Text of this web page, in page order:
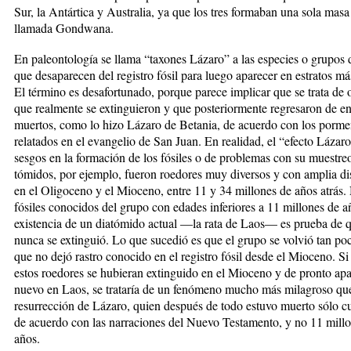
Sur, la An­tár­tica y Australia, ya que los tres formaban una sola
llamada Gondwana.
En paleontología se llama “ta­xones Lázaro” a las especies o grupos
que desaparecen del registro fósil para luego aparecer en estratos
El término es desafortunado, porque pa­re­ce implicar que se trata de
que realmente se extinguieron y que poste­rior­mente regresaron de
muertos, como lo hizo Lá­za­ro de Betania, de acuerdo con los
relatados en el evangelio de San Juan. En rea­lidad, el “efecto
sesgos en la forma­ción de los fósiles o de proble­mas con su
tómidos, por ejemplo, fueron roe­dores muy diversos y con am­plia
en el Oligo­ceno y el Mioceno, entre 11 y 34 millones de años atrás.
fósiles conocidos del grupo con edades inferiores a 11 mi­llones de
existen­cia de un diatómido actual —la rata de Laos— es prueba de
nunca se extinguió. Lo que sucedió es que el grupo se volvió tan
que no dejó rastro conocido en el registro fósil desde el Mioceno. Si
estos roedores se hubieran extingui­do en el Mioceno y de pronto
nuevo en Laos, se trataría de un fenómeno mu­cho más milagroso
resurrección de Lázaro, quien después de todo estuvo muerto sólo
de acuer­do con las narraciones del Nuevo Testamento, y no 11
años.